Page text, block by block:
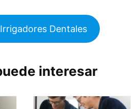
Dentales
interesar